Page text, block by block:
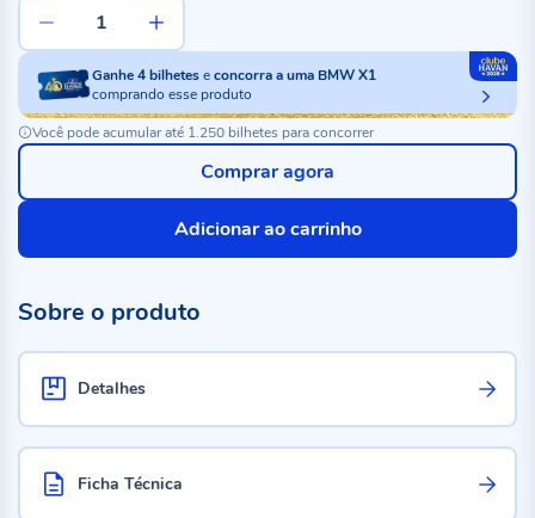
Ganhe4bilheteseconcorra a uma BMW X1
comprando esse produto
Você pode acumular até 1.250 bilhetes para concorrer
Adicionar ao carrinho
Comprar agora
Sobre o produto
Detalhes
Ficha Técnica